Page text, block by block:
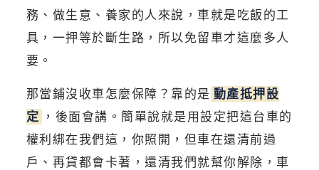
務、做生意、養家的人來說，車就是吃飯的工
具，一押等於斷生路，所以免留車才這麼多人
要。
那當鋪沒收車怎麼保障？靠的是 動產抵押設
定 ，後面會講。簡單說就是用設定把這台車的
權利綁在我們這，你照開，但車在還清前過
戶、再貸都會卡著，還清我們就幫你解除，車